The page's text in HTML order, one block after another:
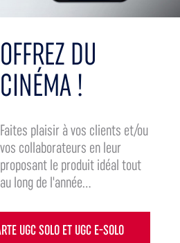
OFFREZ DU
CINÉMA !
Faites plaisir à vos clients et/ou
vos collaborateurs en leur
proposant le produit idéal tout
au long de l'année...
UGC SOLO ET UGC E-SOLO